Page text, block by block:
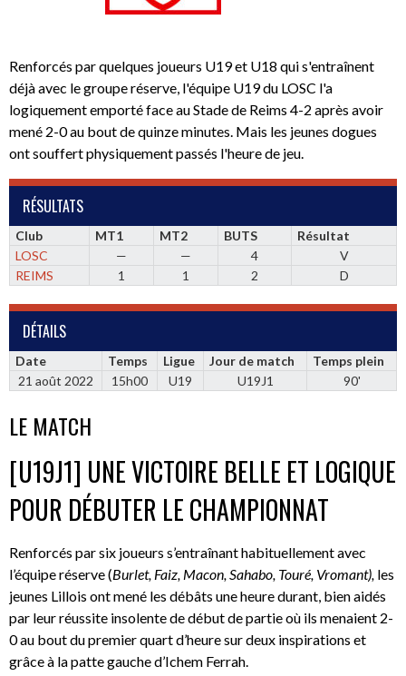
Renforcés par quelques joueurs U19 et U18 qui s'entraînent
déjà avec le groupe réserve, l'équipe U19 du LOSC l'a
logiquement emporté face au Stade de Reims 4-2 après avoir
mené 2-0 au bout de quinze minutes. Mais les jeunes dogues
ont souffert physiquement passés l'heure de jeu.
RÉSULTATS
Club MT1 MT2 BUTS
Résultat
LOSC
— — 4
V
REIMS
1 1 2 D
DÉTAILS
Date Temps Ligue Jour de match
Temps plein
21 août 2022
15h00 U19 U19J1 90'
LE MATCH
[U19J1] UNE VICTOIRE BELLE ET LOGIQUE
POUR DÉBUTER LE CHAMPIONNAT
Renforcés par six joueurs s’entraînant habituellement avec
l’équipe réserve (Burlet, Faiz, Macon, Sahabo, Touré, Vromant), les
jeunes Lillois ont mené les débâts une heure durant, bien aidés
par leur réussite insolente de début de partie où ils menaient 2-
0 au bout du premier quart d’heure sur deux inspirations et
grâce à la patte gauche d’Ichem Ferrah.